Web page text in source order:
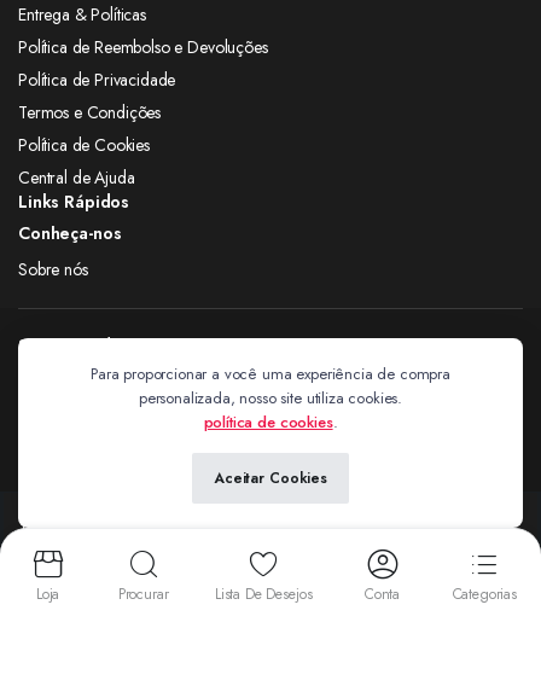
Entrega & Políticas
Política de Reembolso e Devoluções
Política de Privacidade
Termos e Condições
Política de Cookies
Central de Ajuda
Links Rápidos
Conheça-nos
Sobre nós
Siga nas redes
Copyright 2024 © Extravagantes. Todos os direitos reservados. by
Aceitamos:
Para proporcionar a você uma experiência de compra
personalizada, nosso site utiliza cookies.
política de cookies.
Aceitar Cookies
Loja Procurar Lista De Desejos Conta Categorias